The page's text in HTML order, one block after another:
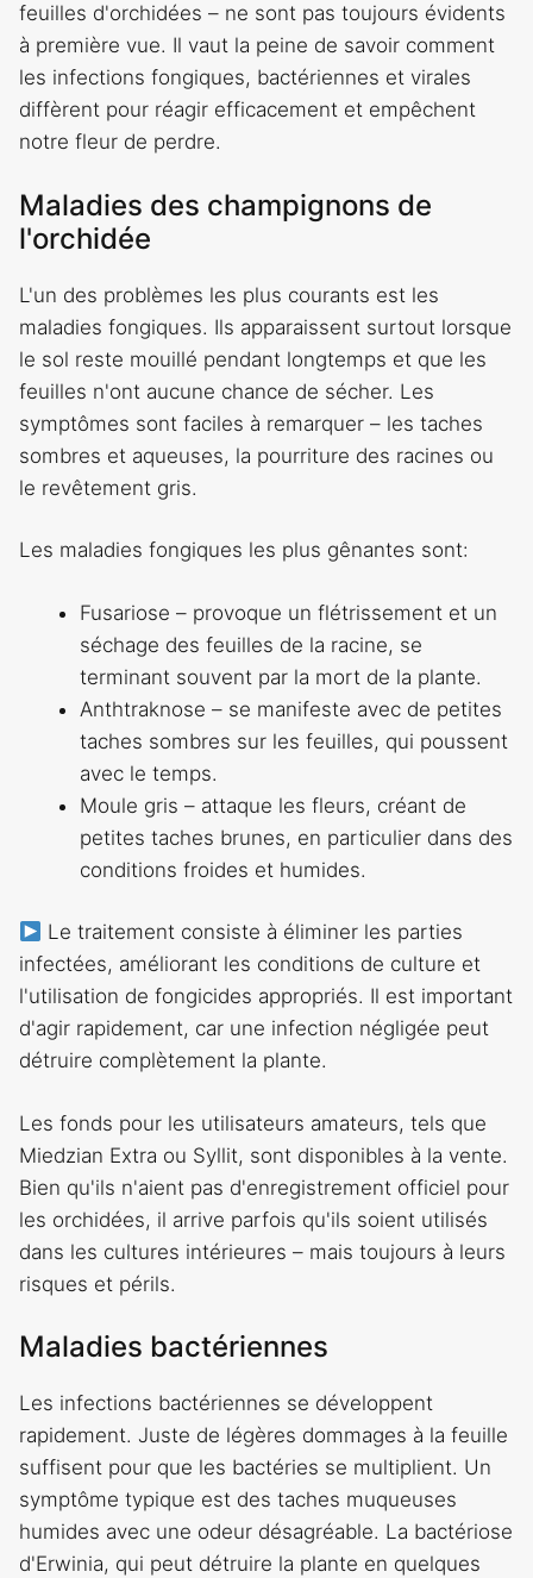
feuilles d'orchidées – ne sont pas toujours évidents
à première vue. Il vaut la peine de savoir comment
les infections fongiques, bactériennes et virales
diffèrent pour réagir efficacement et empêchent
notre fleur de perdre.
Maladies des champignons de
l'orchidée
L'un des problèmes les plus courants est les
maladies fongiques. Ils apparaissent surtout lorsque
le sol reste mouillé pendant longtemps et que les
feuilles n'ont aucune chance de sécher. Les
symptômes sont faciles à remarquer – les taches
sombres et aqueuses, la pourriture des racines ou
le revêtement gris.
Les maladies fongiques les plus gênantes sont:
Fusariose – provoque un flétrissement et un
séchage des feuilles de la racine, se
terminant souvent par la mort de la plante.
Anthtraknose – se manifeste avec de petites
taches sombres sur les feuilles, qui poussent
avec le temps.
Moule gris – attaque les fleurs, créant de
petites taches brunes, en particulier dans des
conditions froides et humides.
Le traitement consiste à éliminer les parties
infectées, améliorant les conditions de culture et
l'utilisation de fongicides appropriés. Il est important
d'agir rapidement, car une infection négligée peut
détruire complètement la plante.
Les fonds pour les utilisateurs amateurs, tels que
Miedzian Extra ou Syllit, sont disponibles à la vente.
Bien qu'ils n'aient pas d'enregistrement officiel pour
les orchidées, il arrive parfois qu'ils soient utilisés
dans les cultures intérieures – mais toujours à leurs
risques et périls.
Maladies bactériennes
Les infections bactériennes se développent
rapidement. Juste de légères dommages à la feuille
suffisent pour que les bactéries se multiplient. Un
symptôme typique est des taches muqueuses
humides avec une odeur désagréable. La bactériose
d'Erwinia, qui peut détruire la plante en quelques